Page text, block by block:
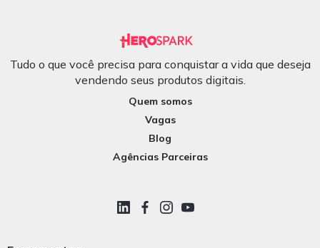
Tudo o que você precisa para conquistar a vida que deseja
vendendo seus produtos digitais.
Quem somos
Vagas
Blog
Agências Parceiras